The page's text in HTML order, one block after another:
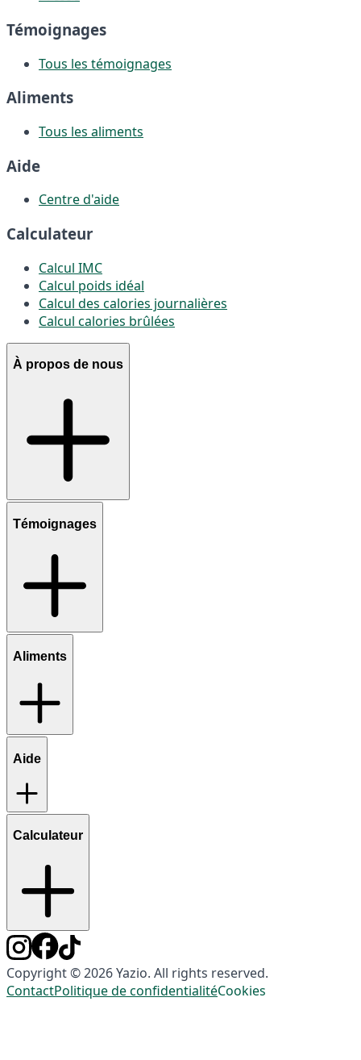
Témoignages
Tous les témoignages
Aliments
Tous les aliments
Aide
Centre d'aide
Calculateur
Calcul IMC
Calcul poids idéal
Calcul des calories journalières
Calcul calories brûlées
À propos de nous
Témoignages
Aliments
Aide
Calculateur
Copyright © 2026 Yazio. All rights reserved.
ContactPolitique de confidentialitéCookies